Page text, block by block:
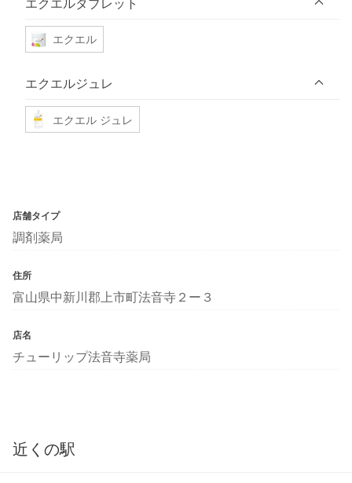
エクエル
エクエルジュレ
エクエル ジュレ
店舗タイプ
調剤薬局
住所
富山県中新川郡上市町法音寺２ー３
店名
チューリップ法音寺薬局
近くの駅